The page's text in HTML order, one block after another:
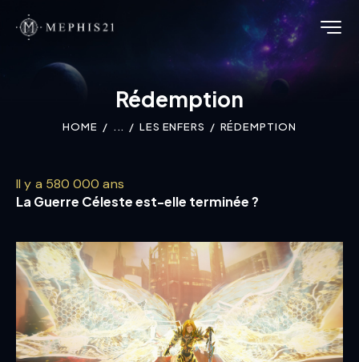
Rédemption
HOME ... LES ENFERS RÉDEMPTION
Il y a 580 000 ans
La Guerre Céleste est-elle terminée ?